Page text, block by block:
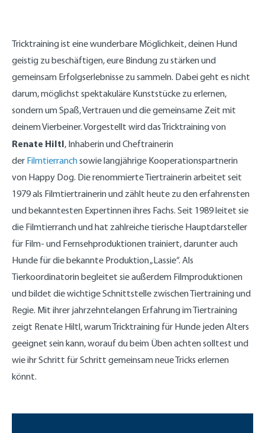
Tricktraining ist eine wunderbare Möglichkeit, deinen Hund
geistig zu beschäftigen, eure Bindung zu stärken und
gemeinsam Erfolgserlebnisse zu sammeln. Dabei geht es nicht
darum, möglichst spektakuläre Kunststücke zu erlernen,
sondern um Spaß, Vertrauen und die gemeinsame Zeit mit
deinem Vierbeiner. Vorgestellt wird das Tricktraining von
Renate Hiltl, Inhaberin und Cheftrainerin
der Filmtierranchsowie langjährige Kooperationspartnerin
von Happy Dog. Die renommierte Tiertrainerin arbeitet seit
1979 als Filmtiertrainerin und zählt heute zu den erfahrensten
und bekanntesten Expertinnen ihres Fachs. Seit 1989 leitet sie
die Filmtierranch und hat zahlreiche tierische Hauptdarsteller
für Film- und Fernsehproduktionen trainiert, darunter auch
Hunde für die bekannte Produktion „Lassie“. Als
Tierkoordinatorin begleitet sie außerdem Filmproduktionen
und bildet die wichtige Schnittstelle zwischen Tiertraining und
Regie. Mit ihrer jahrzehntelangen Erfahrung im Tiertraining
zeigt Renate Hiltl, warum Tricktraining für Hunde jeden Alters
geeignet sein kann, worauf du beim Üben achten solltest und
wie ihr Schritt für Schritt gemeinsam neue Tricks erlernen
könnt.